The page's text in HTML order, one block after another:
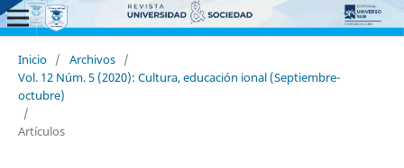
Inicio / Archivos /
Vol. 12 Núm. 5 (2020): Cultura, educación ional (Septiembre-
octubre)
/
Artículos